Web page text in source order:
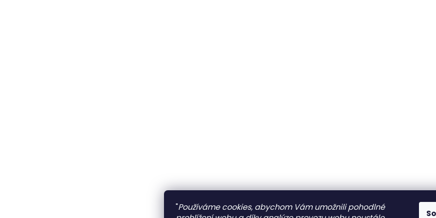
"Používáme cookies, abychom Vám umožnili pohodlné